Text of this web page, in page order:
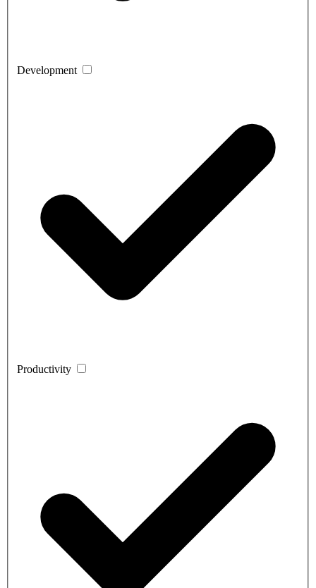
Development
Productivity